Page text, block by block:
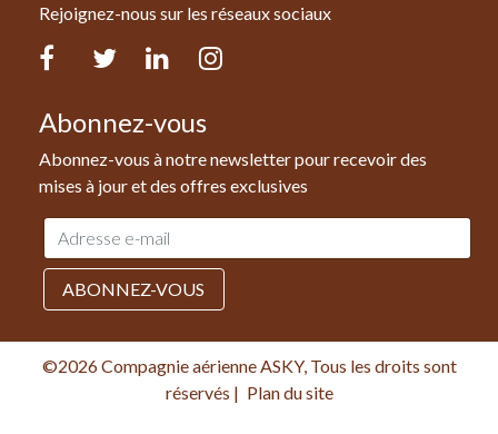
Rejoignez-nous sur les réseaux sociaux
Facebook Twitter LinkedIn
Abonnez-vous
Abonnez-vous à notre newsletter pour recevoir des
mises à jour et des offres exclusives
Adresse
e-
mailABONNEZ-VOUS
©2026 Compagnie aérienne ASKY, Tous les droits sont
réservés | Plan du site